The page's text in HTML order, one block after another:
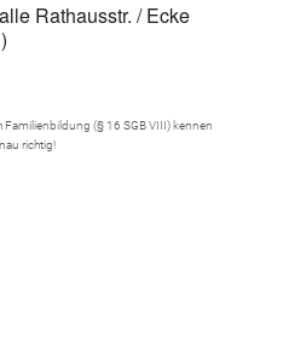
Rathausstr. / Ecke
Familienbildung (§ 16 SGB VIII) kennen
richtig!